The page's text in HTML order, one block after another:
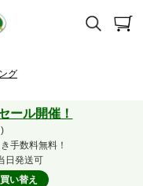
グ
ール開催！
手数料無料！
日発送可
い替え